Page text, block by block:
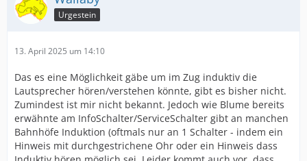
Urgestein
13. April 2025 um 14:10
Das es eine Möglichkeit gäbe um im Zug induktiv die
Lautsprecher hören/verstehen könnte, gibt es bisher nicht.
Zumindest ist mir nicht bekannt. Jedoch wie Blume bereits
erwähnte am InfoSchalter/ServiceSchalter gibt an manchen
Bahnhöfe Induktion (oftmals nur an 1 Schalter - indem ein
Hinweis mit durchgestrichene Ohr oder ein Hinweis dass